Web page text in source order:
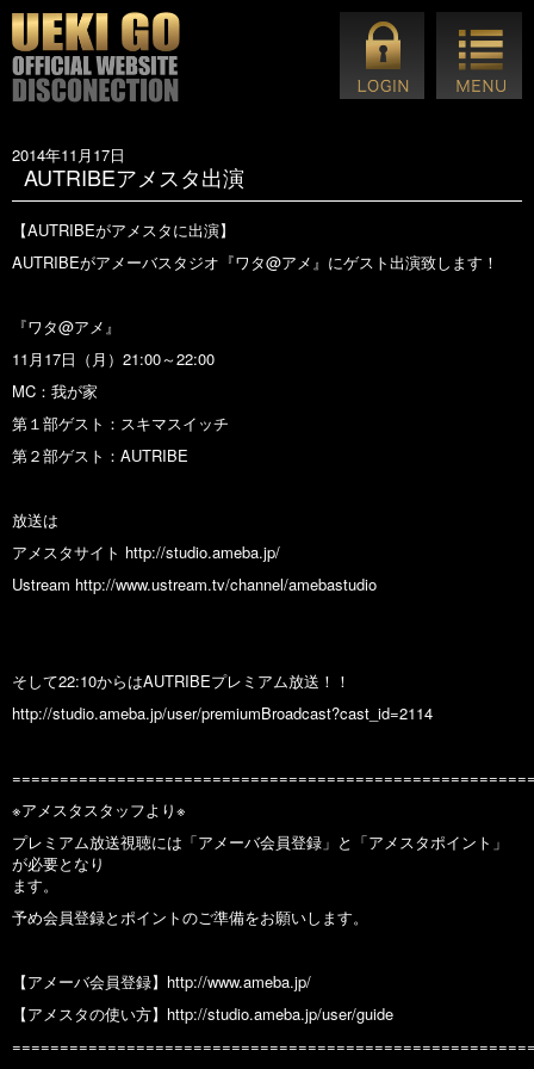
2014年11月17日
AUTRIBEアメスタ出演
【AUTRIBEがアメスタに出演】
AUTRIBEがアメーバスタジオ『ワタ@アメ』にゲスト出演致します！
『ワタ@アメ』
11月17日（月）21:00～22:00
MC：我が家
第１部ゲスト：スキマスイッチ
第２部ゲスト：AUTRIBE
放送は
アメスタサイト http://studio.ameba.jp/
Ustream http://www.ustream.tv/channel/amebastudio
そして22:10からはAUTRIBEプレミアム放送！！
http://studio.ameba.jp/user/premiumBroadcast?cast_id=2114
※アメスタスタッフより※
プレミアム放送視聴には「アメーバ会員登録」と「アメスタポイント」
が必要となり
ます。
予め会員登録とポイントのご準備をお願いします。
【アメーバ会員登録】http://www.ameba.jp/
【アメスタの使い方】http://studio.ameba.jp/user/guide